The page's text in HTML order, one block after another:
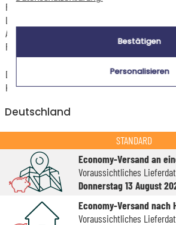
Für jede Bestellung unter 85 € gelten die unten
Lieferkosten für den Kauf dieses Artikels.
Artikel, die in unserem Atelier personalisiert
Produkte), sind mit dem Logo
Das Voraussichtliche Lieferdatum ist nur bei
Kreditkarte oder Sofortüberweisung gültig.
Deutschland
STANDARD
Economy-Versand an
Voraussichtliches
Donnerstag 13 August
Economy-Versand nach
Voraussichtliches
Bestätigen
Personalisieren